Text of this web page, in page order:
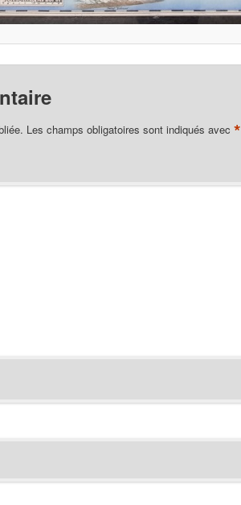
Les champs obligatoires sont indiqués avec*